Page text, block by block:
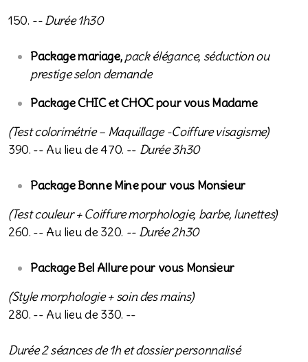
150. -- Durée 1h30
Package mariage,pack élégance, séduction ou
prestige selon demande
Package CHIC et CHOC pour vous Madame
(Test colorimétrie – Maquillage -Coiffure visagisme)
390. -- Au lieu de 470. -- Durée 3h30
Package Bonne Mine pour vous Monsieur
(Test couleur + Coiffure morphologie, barbe, lunettes)
260. -- Au lieu de 320. -- Durée 2h30
Package Bel Allure pour vous Monsieur
(Style morphologie + soin des mains)
280. -- Au lieu de 330. --
Durée 2 séances de 1h et dossier personnalisé